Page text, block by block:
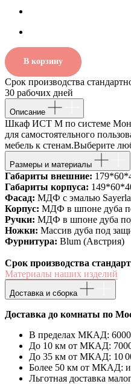
В корзину
Срок производства
30 рабочих дней
Описание
Шкаф ИСТ M по системе
для самостоятельного
мебель к стенам.Выберите
Размеры и материалы
Габариты внешние:
Габариты корпуса:
Фасад: МДФ с эмалью
Корпус: МДФ в шпоне дуба
Ручки: МДФ в шпоне дуба
Ножки: Массив дуба под
Фурнитура: Blum (Австрия)
Срок производства
Материалы наших изделий
Доставка и сборка
Доставка до комнаты по
В пределах МКАД: 6000
До 10 км от МКАД:
До 35 км от МКАД: 10
Более 50 км от МКАД:
Льготная доставка